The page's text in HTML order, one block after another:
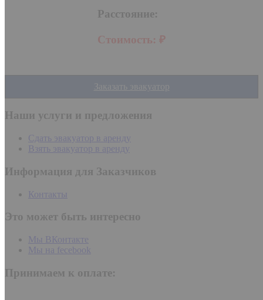
Расстояние:
Стоимость: ₽
Заказать эвакуатор
Наши услуги и предложения
Сдать эвакуатор в аренду
Взять эвакуатор в аренду
Информация для Заказчиков
Контакты
Это может быть интересно
Мы ВКонтакте
Мы на fecebook
Принимаем к оплате: